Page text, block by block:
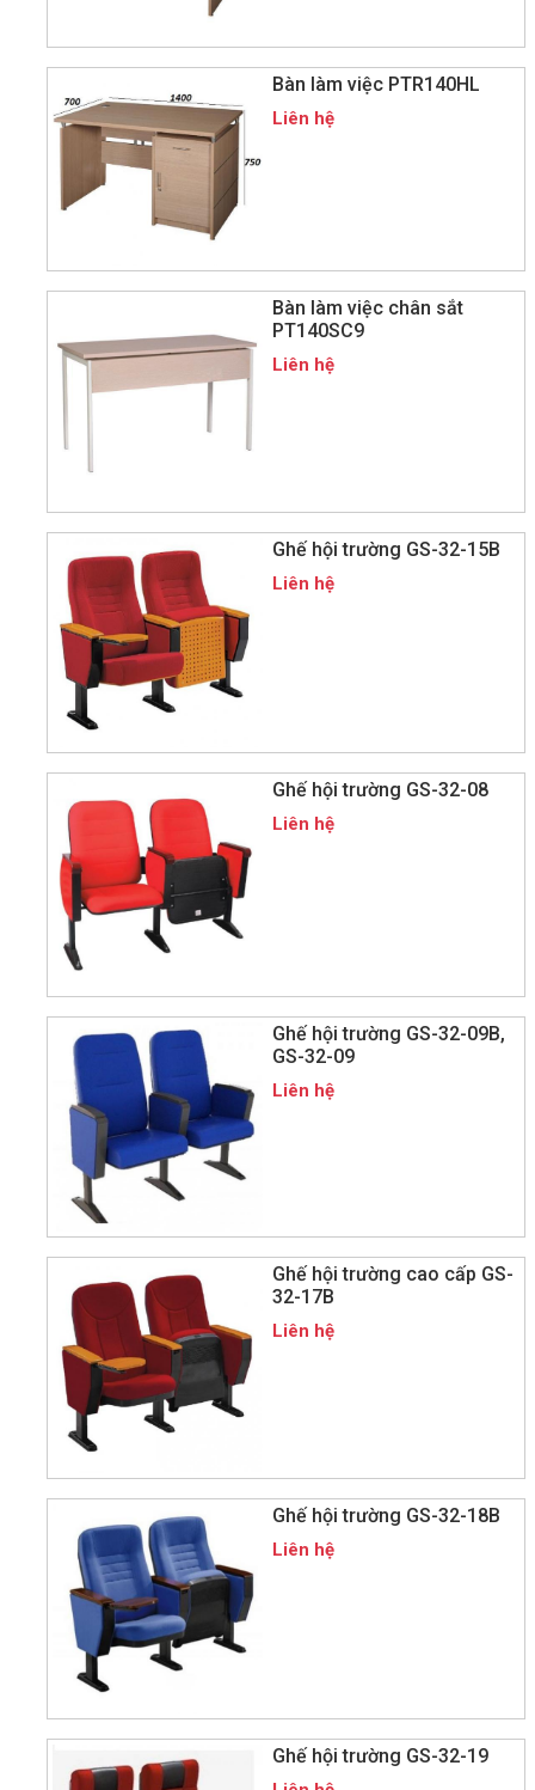
Bàn làm việc PTR140HL
Liên hệ
Bàn làm việc chân sắt
PT140SC9
Liên hệ
Ghế hội trường GS-32-15B
Liên hệ
Ghế hội trường GS-32-08
Liên hệ
Ghế hội trường GS-32-09B,
GS-32-09
Liên hệ
Ghế hội trường cao cấp GS-
32-17B
Liên hệ
Ghế hội trường GS-32-18B
Liên hệ
Ghế hội trường GS-32-19